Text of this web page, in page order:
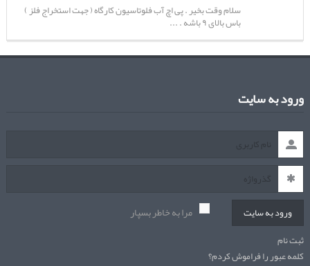
سلام وقت بخیر . پی اچ آب فلوتاسیون کارگاه ( جهت استخراج فلز )
باس بالای ۹ باشه . ...
ورود به سایت
ورود به سایت مرا به خاطر بسپار
ثبت نام
کلمه عبور را فراموش کردم؟